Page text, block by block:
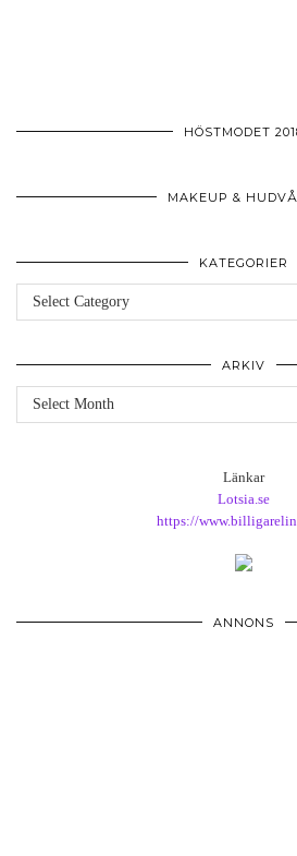
HÖSTMODET
MAKEUP &
KATEGORIER
Kategorier
ARKIV
Arkiv
Länkar
Lotsia.se
https://
ANNONS